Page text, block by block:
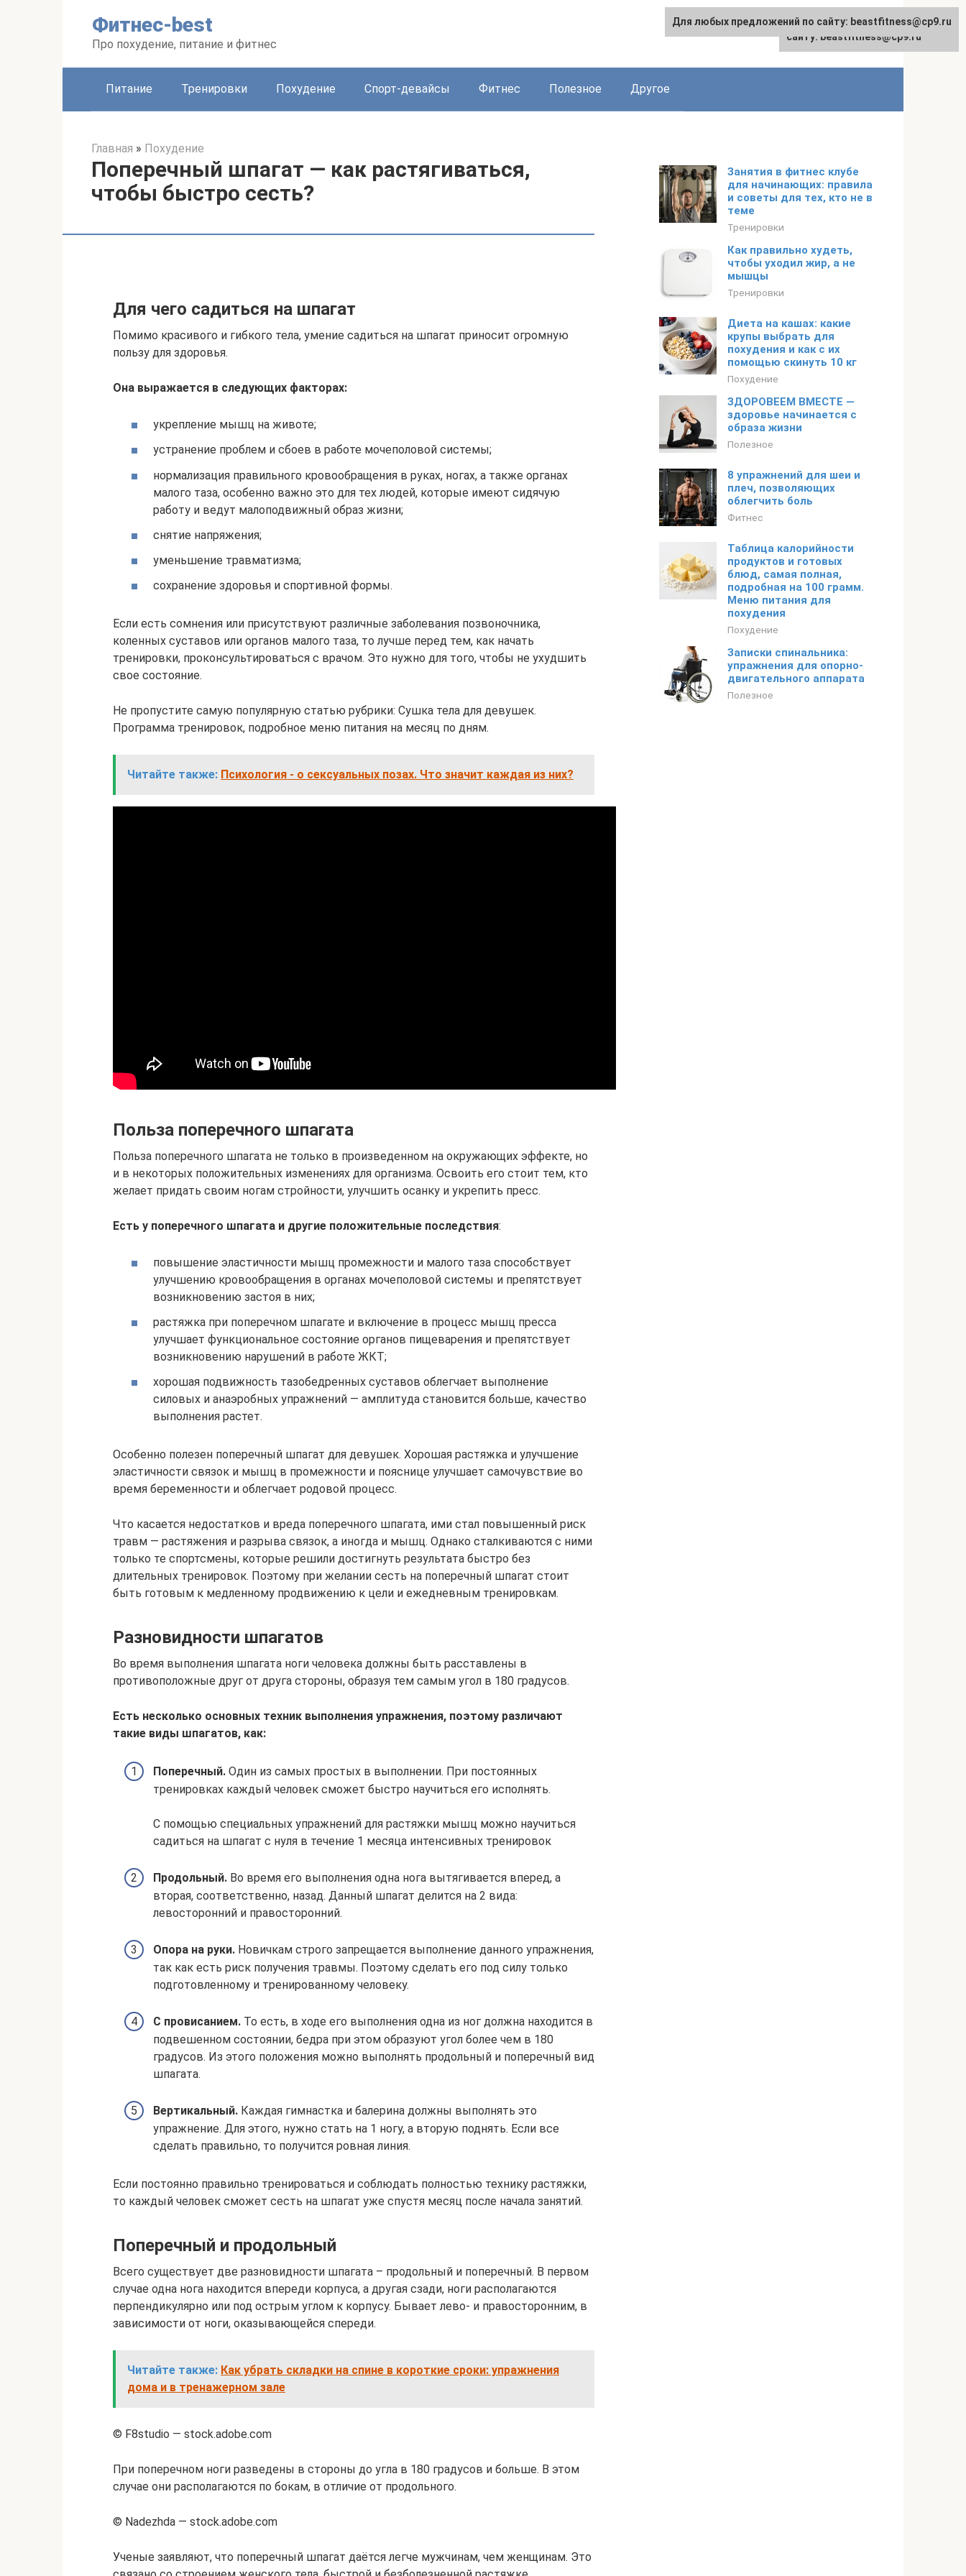
Фитнес-best
Про похудение, питание и фитнес
Питание Тренировки Похудение Спорт-девайсы Фитнес Полезное Другое
Главная » Похудение
Поперечный шпагат — как растягиваться,
чтобы быстро сесть?
Для чего садиться на шпагат
Помимо красивого и гибкого тела, умение садиться на шпагат приносит огромную
пользу для здоровья.
Она выражается в следующих факторах:
укрепление мышц на животе;
устранение проблем и сбоев в работе мочеполовой системы;
нормализация правильного кровообращения в руках, ногах, а также органах
малого таза, особенно важно это для тех людей, которые имеют сидячую
работу и ведут малоподвижный образ жизни;
снятие напряжения;
уменьшение травматизма;
сохранение здоровья и спортивной формы.
Если есть сомнения или присутствуют различные заболевания позвоночника,
коленных суставов или органов малого таза, то лучше перед тем, как начать
тренировки, проконсультироваться с врачом. Это нужно для того, чтобы не ухудшить
свое состояние.
Не пропустите самую популярную статью рубрики: Сушка тела для девушек.
Программа тренировок, подробное меню питания на месяц по дням.
Читайте также: Психология - о сексуальных позах. Что значит каждая из них?
Польза поперечного шпагата
Польза поперечного шпагата не только в произведенном на окружающих эффекте, но
и в некоторых положительных изменениях для организма. Освоить его стоит тем, кто
желает придать своим ногам стройности, улучшить осанку и укрепить пресс.
Есть у поперечного шпагата и другие положительные последствия:
повышение эластичности мышц промежности и малого таза способствует
улучшению кровообращения в органах мочеполовой системы и препятствует
возникновению застоя в них;
растяжка при поперечном шпагате и включение в процесс мышц пресса
улучшает функциональное состояние органов пищеварения и препятствует
возникновению нарушений в работе ЖКТ;
хорошая подвижность тазобедренных суставов облегчает выполнение
силовых и анаэробных упражнений — амплитуда становится больше, качество
выполнения растет.
Особенно полезен поперечный шпагат для девушек. Хорошая растяжка и улучшение
эластичности связок и мышц в промежности и пояснице улучшает самочувствие во
время беременности и облегчает родовой процесс.
Что касается недостатков и вреда поперечного шпагата, ими стал повышенный риск
травм — растяжения и разрыва связок, а иногда и мышц. Однако сталкиваются с ними
только те спортсмены, которые решили достигнуть результата быстро без
длительных тренировок. Поэтому при желании сесть на поперечный шпагат стоит
быть готовым к медленному продвижению к цели и ежедневным тренировкам.
Разновидности шпагатов
Во время выполнения шпагата ноги человека должны быть расставлены в
противоположные друг от друга стороны, образуя тем самым угол в 180 градусов.
Есть несколько основных техник выполнения упражнения, поэтому различают
такие виды шпагатов, как:
Поперечный. Один из самых простых в выполнении. При постоянных
тренировках каждый человек сможет быстро научиться его исполнять.
С помощью специальных упражнений для растяжки мышц можно научиться
садиться на шпагат с нуля в течение 1 месяца интенсивных тренировок
Продольный. Во время его выполнения одна нога вытягивается вперед, а
вторая, соответственно, назад. Данный шпагат делится на 2 вида:
левосторонний и правосторонний.
Опора на руки. Новичкам строго запрещается выполнение данного упражнения,
так как есть риск получения травмы. Поэтому сделать его под силу только
подготовленному и тренированному человеку.
С провисанием. То есть, в ходе его выполнения одна из ног должна находится в
подвешенном состоянии, бедра при этом образуют угол более чем в 180
градусов. Из этого положения можно выполнять продольный и поперечный вид
шпагата.
Вертикальный. Каждая гимнастка и балерина должны выполнять это
упражнение. Для этого, нужно стать на 1 ногу, а вторую поднять. Если все
сделать правильно, то получится ровная линия.
Если постоянно правильно тренироваться и соблюдать полностью технику растяжки,
то каждый человек сможет сесть на шпагат уже спустя месяц после начала занятий.
Поперечный и продольный
Всего существует две разновидности шпагата – продольный и поперечный. В первом
случае одна нога находится впереди корпуса, а другая сзади, ноги располагаются
перпендикулярно или под острым углом к корпусу. Бывает лево- и правосторонним, в
зависимости от ноги, оказывающейся спереди.
Читайте также: Как убрать складки на спине в короткие сроки: упражнения
дома и в тренажерном зале
© F8studio — stock.adobe.com
При поперечном ноги разведены в стороны до угла в 180 градусов и больше. В этом
случае они располагаются по бокам, в отличие от продольного.
© Nadezhda — stock.adobe.com
Ученые заявляют, что поперечный шпагат даётся легче мужчинам, чем женщинам. Это
Занятия в фитнес клубе
для начинающих: правила
и советы для тех, кто не в
теме
Тренировки
Как правильно худеть,
чтобы уходил жир, а не
мышцы
Тренировки
Диета на кашах: какие
крупы выбрать для
похудения и как с их
помощью скинуть 10 кг
Похудение
ЗДОРОВЕЕМ ВМЕСТЕ —
здоровье начинается с
образа жизни
Полезное
8 упражнений для шеи и
плеч, позволяющих
облегчить боль
Фитнес
Таблица калорийности
продуктов и готовых
блюд, самая полная,
подробная на 100 грамм.
Меню питания для
похудения
Похудение
Записки спинальника:
упражнения для опорно-
двигательного аппарата
Полезное
Для любых предложений по
сайту: beastfitness@cp9.ru
Для любых предложений по сайту: beastfitness@cp9.ru